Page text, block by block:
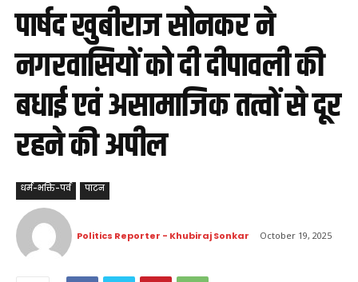
पार्षद खुबीराज सोनकर ने
नगरवासियों को दी दीपावली की
बधाई एवं असामाजिक तत्वों से दूर
रहने की अपील
धर्म-भक्ति-पर्व पाटन
Politics Reporter - Khubiraj Sonkar October 19, 2025